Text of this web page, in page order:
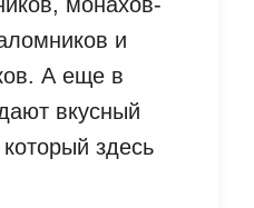
и
А еще в
вкусный
здесь